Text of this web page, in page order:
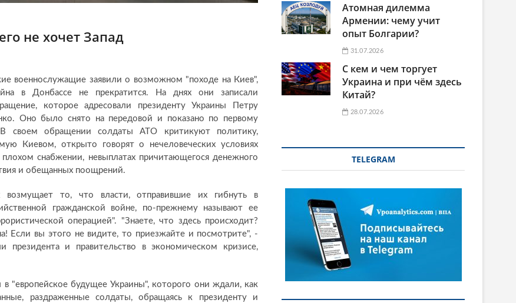
не хочет Запад
военнослужащие заявили о возможном "походе на Киев",
в Донбассе не прекратится. На днях они записали
которое адресовали президенту Украины Петру
Оно было снято на передовой и показано по первому
В своем обращении солдаты АТО критикуют политику,
Киевом, открыто говорят о нечеловеческих условиях
снабжении, невыплатах причитающегося денежного
и обещанных поощрений.
возмущает то, что власти, отправившие их гибнуть в
гражданской войне, по-прежнему называют ее
операцией". "Знаете, что здесь происходит?
Если вы этого не видите, то приезжайте и посмотрите", -
и правительство в экономическом кризисе,
"европейское будущее Украины", которого они ждали, как
раздраженные солдаты, обращаясь к президенту и
Атомная дилемма
Армении: чему учит
опыт Болгарии?
31.07.2026
С кем и чем торгует
Украина и при чём здесь
Китай?
28.07.2026
TELEGRAM